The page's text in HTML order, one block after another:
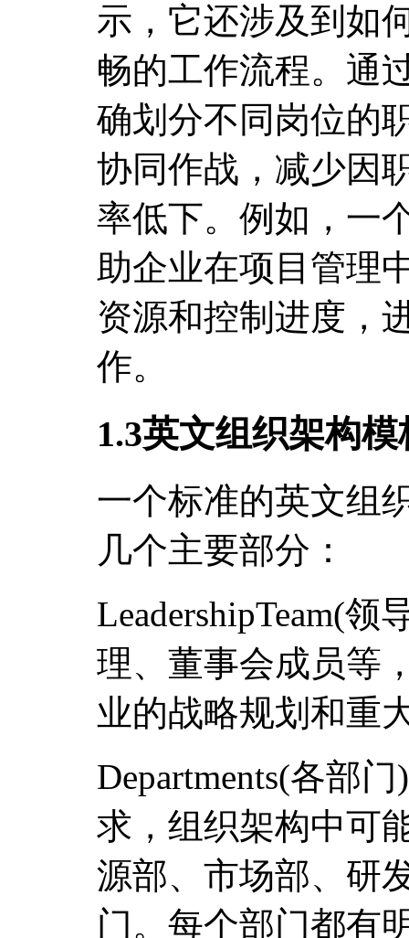
示，它还涉及到如
畅的工作流程。通
确划分不同岗位的
协同作战，减少因
率低下。例如，一
助企业在项目管理
资源和控制进度，
作。
1.3英文组织架构
一个标准的英文组
几个主要部分：
LeadershipTeam(
理、董事会成员等
业的战略规划和重
Departments(各部
求，组织架构中可
源部、市场部、研
门。每个部门都有